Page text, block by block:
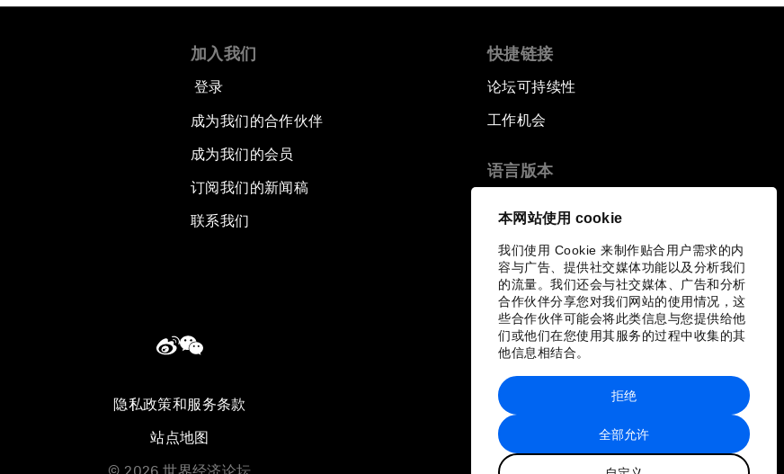
本网站使用 cookie
我们使用 Cookie 来制作贴合用户需求的内
容与广告、提供社交媒体功能以及分析我们
的流量。我们还会与社交媒体、广告和分析
合作伙伴分享您对我们网站的使用情况，这
些合作伙伴可能会将此类信息与您提供给他
们或他们在您使用其服务的过程中收集的其
他信息相结合。
全部允许
拒绝
加入我们
登录
成为我们的合作伙伴
成为我们的会员
订阅我们的新闻稿
联系我们
快捷链接
论坛可持续性
工作机会
语言版本
隐私政策和服务条款
站点地图